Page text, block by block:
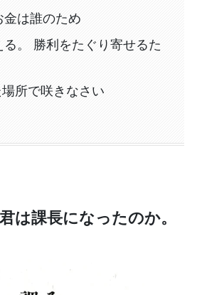
は誰のため
。 勝利をたぐり寄せるた
所で咲きなさい
は課長になったのか。